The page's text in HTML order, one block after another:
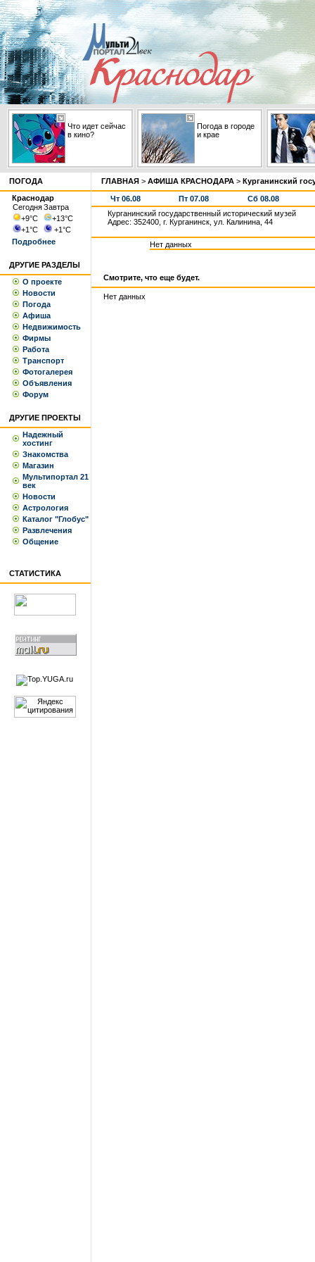
Что идет сейчас
в кино?
Погода в городе
и крае
ПОГОДА
Краснодар
СегодняЗавтра
+9°С +13°С
+1°С +1°С
Подробнее
ДРУГИЕ РАЗДЕЛЫ
О проекте
Новости
Погода
Афиша
Недвижимость
Фирмы
Работа
Транспорт
Фотогалерея
Объявления
Форум
ДРУГИЕ ПРОЕКТЫ
Надежный
хостинг
Знакомства
Магазин
Мультипортал 21
век
Новости
Астрология
Каталог "Глобус"
Развлечения
Общение
СТАТИСТИКА
ГЛАВНАЯ > АФИША КРАСНОДАРА > Курганинский
Чт 06.08 Пт 07.08
Сб 08.08
Курганинский государственный исторический музей
Адрес: 352400, г. Курганинск, ул. Калинина, 44
Нет данных
Смотрите, что еще будет.
Нет данных